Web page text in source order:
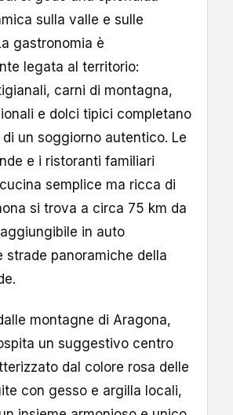
sulla valle e sulle
gastronomia è
legata al territorio:
carni di montagna,
e dolci tipici completano
di un soggiorno autentico. Le
e i ristoranti familiari
semplice ma ricca di
si trova a circa 75 km da
in auto
strade panoramiche della
montagne di Aragona,
un suggestivo centro
dal colore rosa delle
con gesso e argilla locali,